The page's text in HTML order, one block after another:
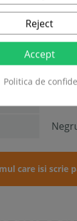
1350 g
care isi scrie
Reject
Accept
Politica de